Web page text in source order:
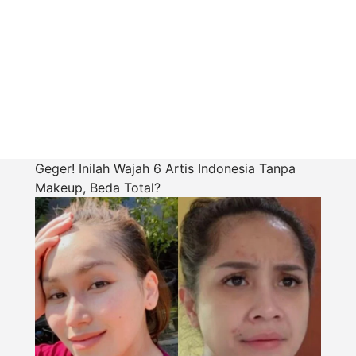
Geger! Inilah Wajah 6 Artis Indonesia Tanpa
Makeup, Beda Total?